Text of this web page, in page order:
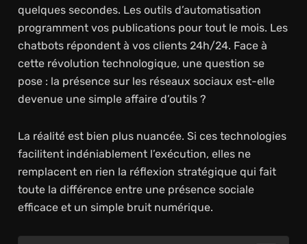
quelques secondes. Les outils d’automatisation
programment vos publications pour tout le mois. Les
chatbots répondent à vos clients 24h/24. Face à
cette révolution technologique, une question se
pose : la présence sur les réseaux sociaux est-elle
devenue une simple affaire d’outils ?
La réalité est bien plus nuancée. Si ces technologies
facilitent indéniablement l’exécution, elles ne
remplacent en rien la réflexion stratégique qui fait
toute la différence entre une présence sociale
efficace et un simple bruit numérique.